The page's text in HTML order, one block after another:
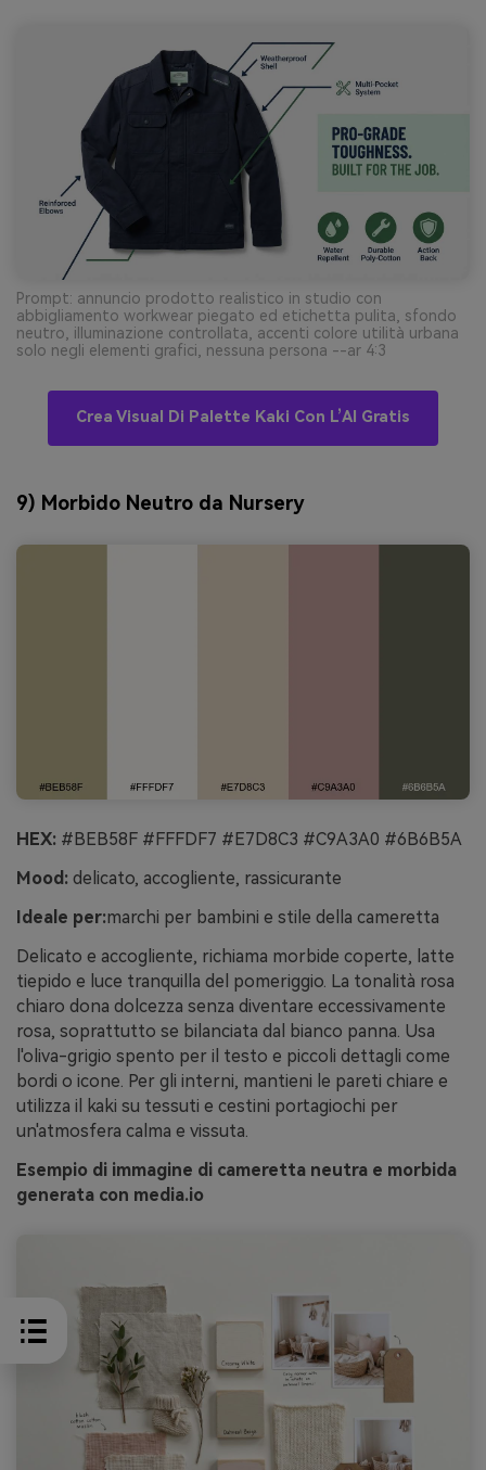
Prompt: annuncio prodotto realistico in studio con
abbigliamento workwear piegato ed etichetta pulita, sfondo
neutro, illuminazione controllata, accenti colore utilità urbana
solo negli elementi grafici, nessuna persona --ar 4:3
Crea Visual Di Palette Kaki Con L’AI Gratis
9) Morbido Neutro da Nursery
HEX: #BEB58F #FFFDF7 #E7D8C3 #C9A3A0 #6B6B5A
Mood: delicato, accogliente, rassicurante
Ideale per:marchi per bambini e stile della cameretta
Delicato e accogliente, richiama morbide coperte, latte
tiepido e luce tranquilla del pomeriggio. La tonalità rosa
chiaro dona dolcezza senza diventare eccessivamente
rosa, soprattutto se bilanciata dal bianco panna. Usa
l'oliva-grigio spento per il testo e piccoli dettagli come
bordi o icone. Per gli interni, mantieni le pareti chiare e
utilizza il kaki su tessuti e cestini portagiochi per
un'atmosfera calma e vissuta.
Esempio di immagine di cameretta neutra e morbida
generata con media.io